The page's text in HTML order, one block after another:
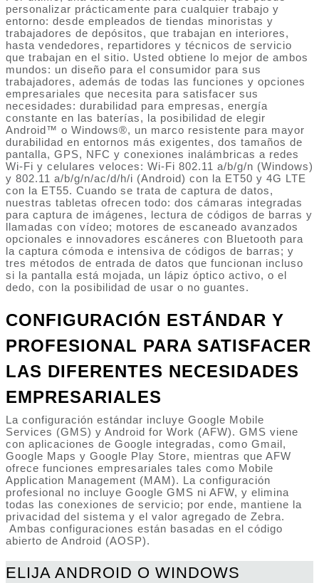
personalizar prácticamente para cualquier trabajo y
entorno: desde empleados de tiendas minoristas y
trabajadores de depósitos, que trabajan en interiores,
hasta vendedores, repartidores y técnicos de servicio
que trabajan en el sitio. Usted obtiene lo mejor de ambos
mundos: un diseño para el consumidor para sus
trabajadores, además de todas las funciones y opciones
empresariales que necesita para satisfacer sus
necesidades: durabilidad para empresas, energía
constante en las baterías, la posibilidad de elegir
Android™ o Windows®, un marco resistente para mayor
durabilidad en entornos más exigentes, dos tamaños de
pantalla, GPS, NFC y conexiones inalámbricas a redes
Wi-Fi y celulares veloces: Wi-Fi 802.11 a/b/g/n (Windows)
y 802.11 a/b/g/n/ac/d/h/i (Android) con la ET50 y 4G LTE
con la ET55. Cuando se trata de captura de datos,
nuestras tabletas ofrecen todo: dos cámaras integradas
para captura de imágenes, lectura de códigos de barras y
llamadas con vídeo; motores de escaneado avanzados
opcionales e innovadores escáneres con Bluetooth para
la captura cómoda e intensiva de códigos de barras; y
tres métodos de entrada de datos que funcionan incluso
si la pantalla está mojada, un lápiz óptico activo, o el
dedo, con la posibilidad de usar o no guantes.
CONFIGURACIÓN ESTÁNDAR Y
PROFESIONAL PARA SATISFACER
LAS DIFERENTES NECESIDADES
EMPRESARIALES
La configuración estándar incluye Google Mobile
Services (GMS) y Android for Work (AFW). GMS viene
con aplicaciones de Google integradas, como Gmail,
Google Maps y Google Play Store, mientras que AFW
ofrece funciones empresariales tales como Mobile
Application Management (MAM). La configuración
profesional no incluye Google GMS ni AFW, y elimina
todas las conexiones de servicio; por ende, mantiene la
privacidad del sistema y el valor agregado de Zebra.
Ambas configuraciones están basadas en el código
abierto de Android (AOSP).
ELIJA ANDROID O WINDOWS